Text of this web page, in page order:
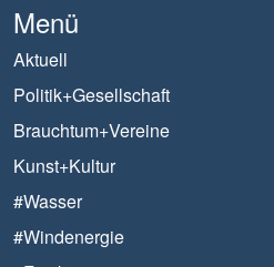
Menü
Aktuell
Politik+Gesellschaft
Brauchtum+Vereine
Kunst+Kultur
#Wasser
#Windenergie